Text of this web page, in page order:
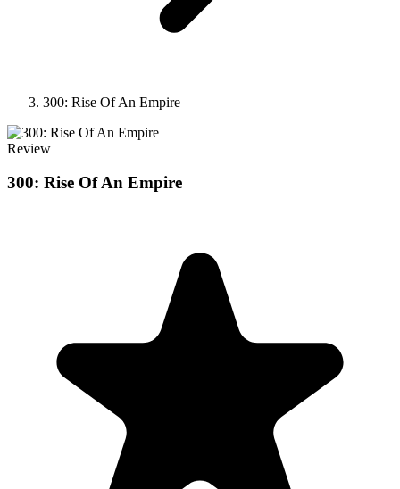
300: Rise Of An Empire
Review
300: Rise Of An Empire